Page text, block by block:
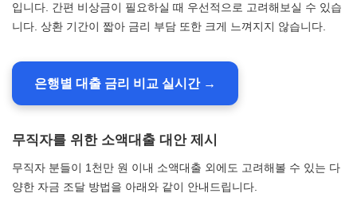
입니다. 간편 비상금이 필요하실 때 우선적으로 고려해보실 수 있습
니다. 상환 기간이 짧아 금리 부담 또한 크게 느껴지지 않습니다.
은행별 대출 금리 비교 실시간 →
무직자를 위한 소액대출 대안 제시
무직자 분들이 1천만 원 이내 소액대출 외에도 고려해볼 수 있는 다
양한 자금 조달 방법을 아래와 같이 안내드립니다.